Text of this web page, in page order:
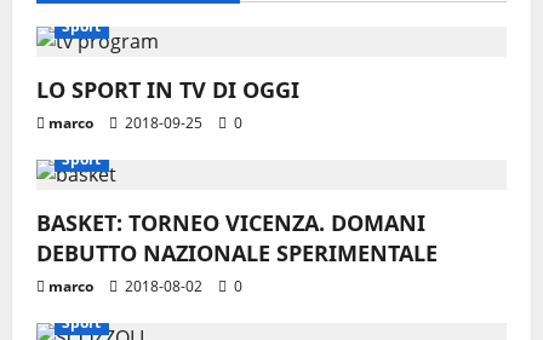
o
n
e
a
r
t
Sport
LO SPORT IN TV DI OGGI
marco 2018-09-25
0
Sport
BASKET: TORNEO VICENZA. DOMANI
DEBUTTO NAZIONALE SPERIMENTALE
marco 2018-08-02
0
Sport